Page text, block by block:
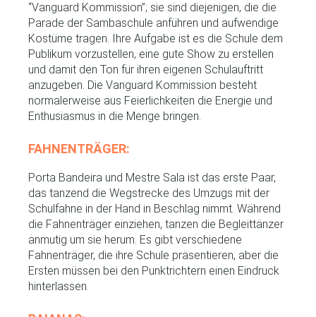
“Vanguard Kommission”; sie sind diejenigen, die die
Parade der Sambaschule anführen und aufwendige
Kostüme tragen. Ihre Aufgabe ist es die Schule dem
Publikum vorzustellen, eine gute Show zu erstellen
und damit den Ton für ihren eigenen Schulauftritt
anzugeben. Die Vanguard Kommission besteht
normalerweise aus Feierlichkeiten die Energie und
Enthusiasmus in die Menge bringen.
FAHNENTRÄGER:
Porta Bandeira und Mestre Sala ist das erste Paar,
das tanzend die Wegstrecke des Umzugs mit der
Schulfahne in der Hand in Beschlag nimmt. Während
die Fahnenträger einziehen, tanzen die Begleittänzer
anmutig um sie herum. Es gibt verschiedene
Fahnenträger, die ihre Schule präsentieren, aber die
Ersten müssen bei den Punktrichtern einen Eindruck
hinterlassen.